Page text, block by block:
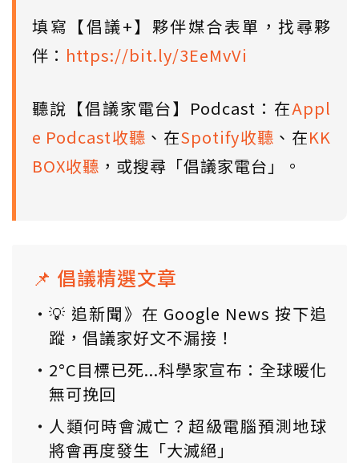
填寫【倡議+】夥伴媒合表單，找尋夥
伴： https://bit.ly/3EeMvVi
聽說【倡議家電台】Podcast：在Appl
e Podcast收聽 、在Spotify收聽 、在KK
BOX收聽 ，或搜尋「倡議家電台」。
📌 倡議精選文章
💡 追新聞》在 Google News 按下追
蹤，倡議家好文不漏接！
2°C目標已死...科學家宣布：全球暖化
無可挽回
人類何時會滅亡？超級電腦預測地球
將會再度發生「大滅絕」